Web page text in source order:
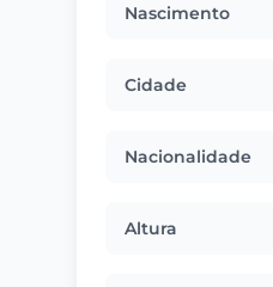
Nascimento
Cidade
Nacionalidade
Altura